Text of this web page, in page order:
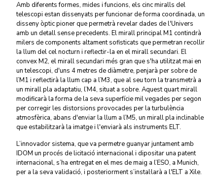
Amb diferents formes, mides i funcions, els cinc miralls del
telescopi estan dissenyats per funcionar de forma coordinada, un
disseny òptic pioner que permetrà revelar dades de l'Univers
amb un detall sense precedents. El mirall principal M1 contindrà
milers de components altament sofisticats que permetran recollir
la llum del cel nocturn i reflectir-la en el mirall secundari. El
convex M2, el mirall secundari més gran que s'ha utilitzat mai en
un telescopi, d'uns 4 metres de diàmetre, penjarà per sobre de
l’M1 i reflectirà la llum cap a l’M3, que al seu torn la transmetrà a
un mirall pla adaptatiu, l’M4, situat a sobre. Aquest quart mirall
modificarà la forma de la seva superfície mil vegades per segon
per corregir les distorsions provocades per la turbulència
atmosfèrica, abans d'enviar la llum a l’M5, un mirall pla inclinable
que estabilitzarà la imatge i l'enviarà als instruments ELT.
L’innovador sistema, que va permetre guanyar juntament amb
IDOM un procés de licitació internacional i dipositar una patent
internacional, s’ha entregat en el mes de maig a l’ESO, a Munich,
per a la seva validació, i posteriorment s’instal·larà a l'ELT a Xile.